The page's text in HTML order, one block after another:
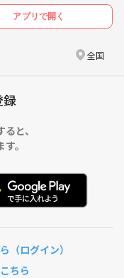
アプリで開く
全国
録
と、
。
（ログイン）
ちら